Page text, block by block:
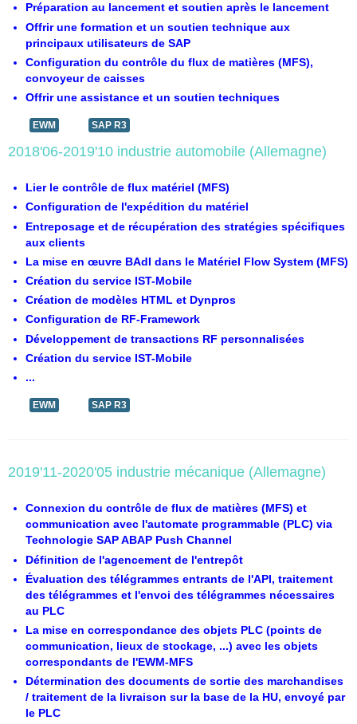
Préparation au lancement et soutien après le lancement
Offrir une formation et un soutien technique aux
principaux utilisateurs de SAP
Configuration du contrôle du flux de matières (MFS),
convoyeur de caisses
Offrir une assistance et un soutien techniques
EWM SAP R3
2018'06-2019'10 industrie automobile (Allemagne)
Lier le contrôle de flux matériel (MFS)
Configuration de l'expédition du matériel
Entreposage et de récupération des stratégies spécifiques
aux clients
La mise en œuvre BAdI dans le Matériel Flow System (MFS)
Création du service IST-Mobile
Création de modèles HTML et Dynpros
Configuration de RF-Framework
Développement de transactions RF personnalisées
Création du service IST-Mobile
...
EWM SAP R3
2019'11-2020'05 industrie mécanique (Allemagne)
Connexion du contrôle de flux de matières (MFS) et
communication avec l'automate programmable (PLC) via
Technologie SAP ABAP Push Channel
Définition de l'agencement de l'entrepôt
Évaluation des télégrammes entrants de l'API, traitement
des télégrammes et l'envoi des télégrammes nécessaires
au PLC
La mise en correspondance des objets PLC (points de
communication, lieux de stockage, ...) avec les objets
correspondants de l'EWM-MFS
Détermination des documents de sortie des marchandises
/ traitement de la livraison sur la base de la HU, envoyé par
le PLC